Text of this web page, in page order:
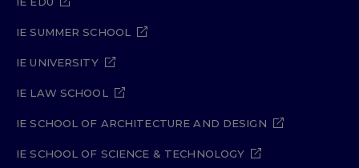
IE SUMMER SCHOOL
IE UNIVERSITY
IE LAW SCHOOL
IE SCHOOL OF ARCHITECTURE AND DESIGN
IE SCHOOL OF SCIENCE & TECHNOLOGY